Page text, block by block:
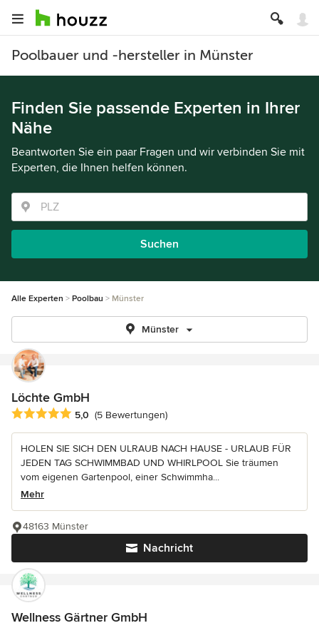
Poolbauer und -hersteller in Münster
Finden Sie passende Experten in Ihrer
Nähe
Beantworten Sie ein paar Fragen und wir verbinden Sie mit
Experten, die Ihnen helfen können.
Suchen
Alle Experten Poolbau Münster
Münster
Löchte GmbH
Durchschnittliche Bewertung: 5 von 5 Sternen
5,0 (5 Bewertungen)
HOLEN SIE SICH DEN ULRAUB NACH HAUSE - URLAUB FÜR
JEDEN TAG SCHWIMMBAD UND WHIRLPOOL Sie träumen
vom eigenen Gartenpool, einer Schwimmha...
Mehr
Nachricht
48163 Münster
Wellness Gärtner GmbH